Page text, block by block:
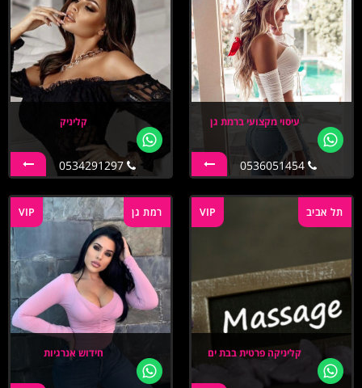
עיסוי מקצועי ברמת גן
0536051454
קליניק
0534291297
VIP תל אביב
קליניקה פרטית בבת ים
VIP רמת גן
חידוש אנרגיות